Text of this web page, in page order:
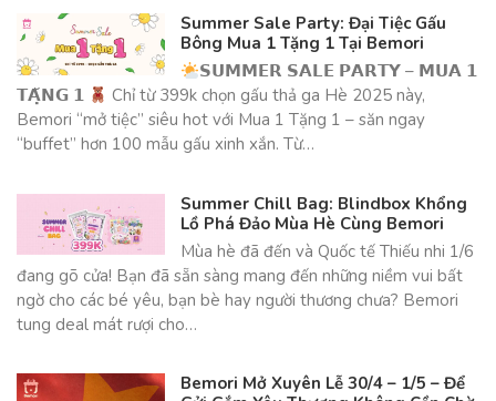
Summer Sale Party: Đại Tiệc Gấu
Bông Mua 1 Tặng 1 Tại Bemori
𝗦𝗨𝗠𝗠𝗘𝗥 𝗦𝗔𝗟𝗘 𝗣𝗔𝗥𝗧𝗬 – 𝗠𝗨𝗔 𝟭
𝗧𝗔̣̆𝗡𝗚 𝟭
Chỉ từ 399k chọn gấu thả ga Hè 2025 này,
Bemori “mở tiệc” siêu hot với Mua 1 Tặng 1 – săn ngay
“buffet” hơn 100 mẫu gấu xinh xắn. Từ…
Summer Chill Bag: Blindbox Khổng
Lồ Phá Đảo Mùa Hè Cùng Bemori
Mùa hè đã đến và Quốc tế Thiếu nhi 1/6
đang gõ cửa! Bạn đã sẵn sàng mang đến những niềm vui bất
ngờ cho các bé yêu, bạn bè hay người thương chưa? Bemori
tung deal mát rượi cho…
Bemori Mở Xuyên Lễ 30/4 – 1/5 – Để